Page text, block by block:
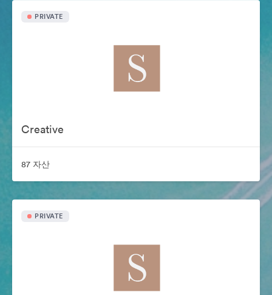
PRIVATE
Creative
87 자산
PRIVATE